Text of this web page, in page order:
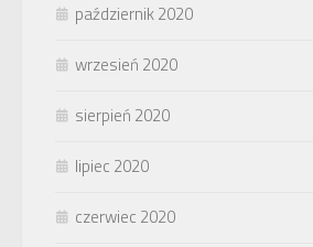
październik 2020
wrzesień 2020
sierpień 2020
lipiec 2020
czerwiec 2020